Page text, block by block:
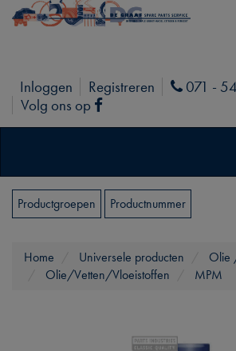
Inloggen Registreren Phone
071 -
Volg ons op
Facebook
Productgroepen Productnummer
Home Universele producten
Olie
Olie/Vetten/Vloeistoffen
MPM